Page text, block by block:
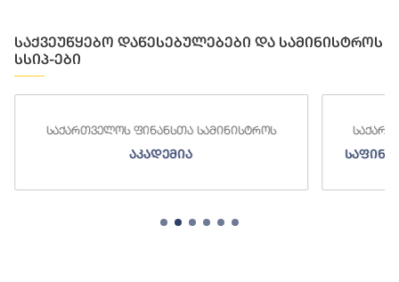
საქვეუწყებო დაწესებულებები და სამინისტროს
სსიპ-ები
საქართველოს ფინანსთა სამინისტროს
აკადემია